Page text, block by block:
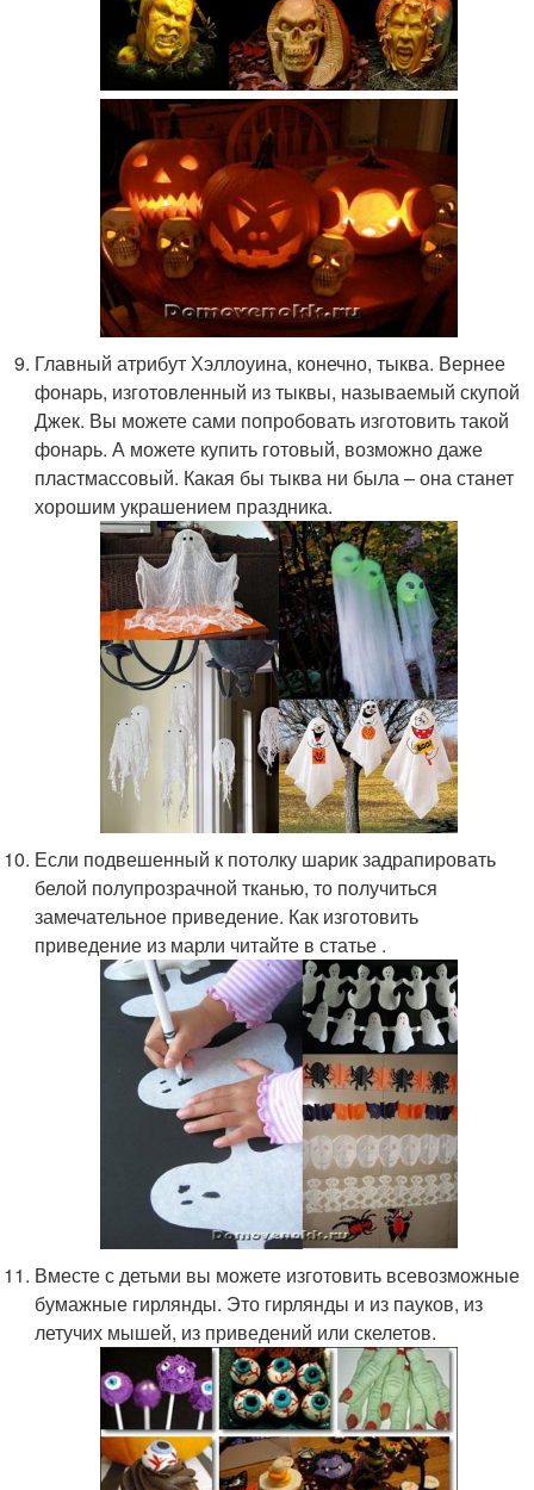
Главный атрибут Хэллоуина, конечно, тыква. Вернее
фонарь, изготовленный из тыквы, называемый скупой
Джек. Вы можете сами попробовать изготовить такой
фонарь. А можете купить готовый, возможно даже
пластмассовый. Какая бы тыква ни была – она станет
хорошим украшением праздника.
Если подвешенный к потолку шарик задрапировать
белой полупрозрачной тканью, то получиться
замечательное приведение. Как изготовить
приведение из марли читайте в статье .
Вместе с детьми вы можете изготовить всевозможные
бумажные гирлянды. Это гирлянды и из пауков, из
летучих мышей, из приведений или скелетов.